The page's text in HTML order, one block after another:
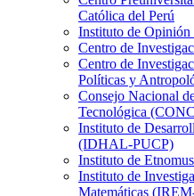
Católica del Perú
Instituto de Opinión
Centro de
Centro de
Políticas y
Consejo Nacional
Tecnológica
Instituto de
(IDHAL-PUCP)
Instituto de
Instituto de
Matemáticas